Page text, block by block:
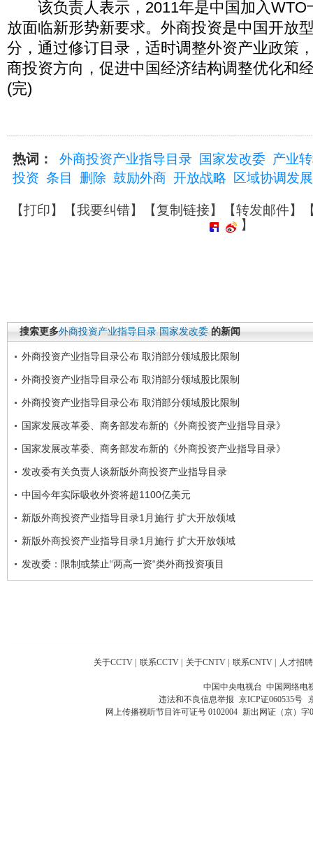
该负责人表示，2011年是中国加入WTO
放面临新形势新要求。外商投资是中国开放
分，通过修订目录，适时调整外资产业政策
商投资方向，促进中国经济结构调整优化和
(完)
热词： 外商投资产业指导目录 国家发改委 产业
投资 条目 删除 鼓励外商 开放战略 区域协调发展
【打印】【我要纠错】【复制链接】【转发邮件】
】
搜索更多外商投资产业指导目录 国家发改委 的新闻
外商投资产业指导目录公布 取消部分领域股比限制
外商投资产业指导目录公布 取消部分领域股比限制
外商投资产业指导目录公布 取消部分领域股比限制
国家发展改革委、商务部发布新的《外商投资产业指导目录》
国家发展改革委、商务部发布新的《外商投资产业指导目录》
发改委有关负责人谈新版外商投资产业指导目录
中国今年实际吸收外资将超1100亿美元
新版外商投资产业指导目录1月施行 扩大开放领域
新版外商投资产业指导目录1月施行 扩大开放领域
发改委：限制或禁止“两高一资“类外商投资项目
关于CCTV 联系CCTV 关于CNTV 联系CNTV 人才招聘
中国中央电视台 中国网络电
违法和不良信息举报 京ICP证060535号
网上传播视听节目许可证号 0102004 新出网证（京）